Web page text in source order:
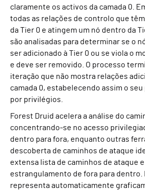
claramente os activos da camada 0.
todas as relações de controlo que
da Tier 0 e atingem um nó dentro da
são analisadas para determinar se o
ser adicionado à Tier 0 ou se viola o
e deve ser removido. O processo
iteração que não mostra relações
camada 0, estabelecendo assim o
por privilégios.
Forest Druid acelera a análise do
concentrando-se no acesso
dentro para fora, enquanto outras
descoberta de caminhos de ataque
extensa lista de caminhos de ataque
estrangulamento de fora para dentro.
representa automaticamente